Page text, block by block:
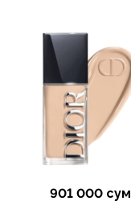
901 000 сум